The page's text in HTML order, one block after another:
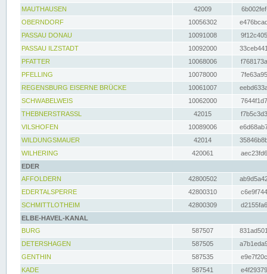
MAUTHAUSEN
42009
OBERNDORF
10056302
PASSAU DONAU
10091008
PASSAU ILZSTADT
10092000
PFATTER
10068006
PFELLING
10078000
REGENSBURG EISERNE BRÜCKE
10061007
SCHWABELWEIS
10062000
THEBNERSTRASSL
42015
VILSHOFEN
10089006
WILDUNGSMAUER
42014
WILHERING
420061
EDER
AFFOLDERN
42800502
EDERTALSPERRE
42800310
SCHMITTLOTHEIM
42800309
ELBE-HAVEL-KANAL
BURG
587507
DETERSHAGEN
587505
GENTHIN
587535
KADE
587541